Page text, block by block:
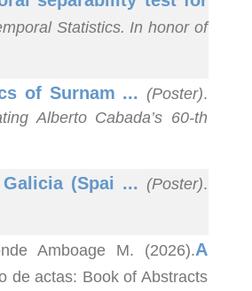
Statistics. In honor of
of Surnam ... (Poster).
Alberto Cabada’s 60-th
(Spai ... (Poster).
Amboage M. (2026).A
de actas: Book of Abstracts